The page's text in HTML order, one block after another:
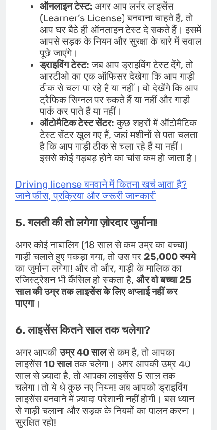
ऑनलाइन टेस्ट: अगर आप लर्नर लाइसेंस
(Learner’s License) बनवाना चाहते हैं, तो
आप घर बैठे ही ऑनलाइन टेस्ट दे सकते हैं। इसमें
आपसे सड़क के नियम और सुरक्षा के बारे में सवाल
पूछे जाएंगे।
ड्राइविंग टेस्ट: जब आप ड्राइविंग टेस्ट देंगे, तो
आरटीओ का एक ऑफिसर देखेगा कि आप गाड़ी
ठीक से चला पा रहे हैं या नहीं। वो देखेंगे कि आप
ट्रैफिक सिग्नल पर रुकते हैं या नहीं और गाड़ी
पार्क कर पाते हैं या नहीं।
ऑटोमैटिक टेस्ट सेंटर: कुछ शहरों में ऑटोमैटिक
टेस्ट सेंटर खुल गए हैं, जहां मशीनों से पता चलता
है कि आप गाड़ी ठीक से चला रहे हैं या नहीं।
इससे कोई गड़बड़ होने का चांस कम हो जाता है।
Driving license बनवाने में कितना खर्च आता है?
जाने फीस, प्रक्रिया और जरूरी जानकारी
5. गलती की तो लगेगा ज़ोरदार जुर्माना!
अगर कोई नाबालिग (18 साल से कम उम्र का बच्चा)
गाड़ी चलाते हुए पकड़ा गया, तो उस पर 25,000 रुपये
का जुर्माना लगेगा! और तो और, गाड़ी के मालिक का
रजिस्ट्रेशन भी कैंसिल हो सकता है, और वो बच्चा 25
साल की उम्र तक लाइसेंस के लिए अप्लाई नहीं कर
पाएगा।
6. लाइसेंस कितने साल तक चलेगा?
अगर आपकीउम्र 40 सालसे कम है, तो आपका
लाइसेंस10 सालतक चलेगा। अगर आपकी उम्र 40
साल से ज़्यादा है, तो आपका लाइसेंस 5 साल तक
चलेगा।तो ये थे कुछ नए नियम! अब आपको ड्राइविंग
लाइसेंस बनवाने में ज़्यादा परेशानी नहीं होगी। बस ध्यान
से गाड़ी चलाना और सड़क के नियमों का पालन करना।
सुरक्षित रहो!